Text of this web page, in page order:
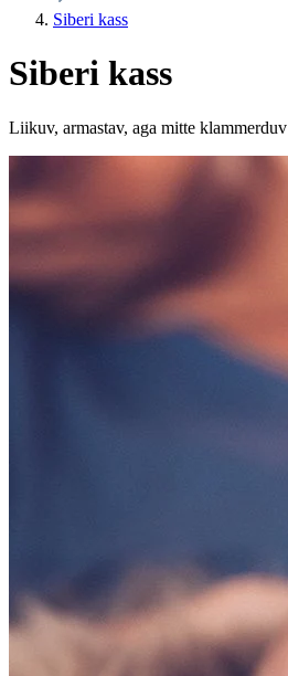
Siberi kass
Siberi kass
Liikuv, armastav, aga mitte klammerduv